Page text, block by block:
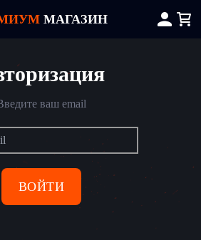
МАГАЗИН
ваш email
ВОЙТИ